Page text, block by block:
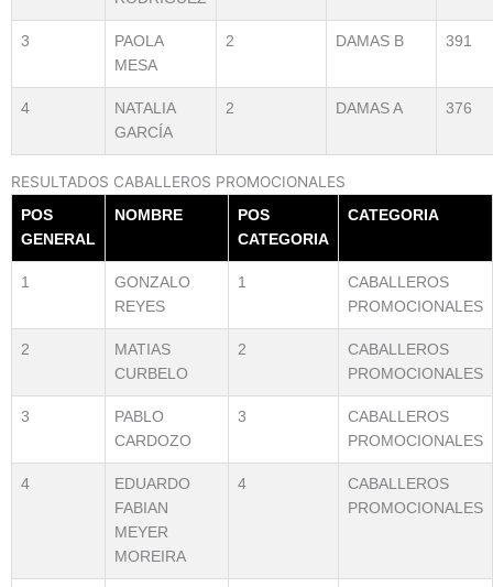
3
PAOLA
MESA
2 DAMAS B 391
4
NATALIA
GARCÍA
2 DAMAS A 376
RESULTADOS CABALLEROS PROMOCIONALES
POS
GENERAL
NOMBRE
POS
CATEGORIA
CATEGORIA
1
GONZALO
REYES
1
CABALLEROS
PROMOCIONALES
2
MATIAS
CURBELO
2
CABALLEROS
PROMOCIONALES
3
PABLO
CARDOZO
3
CABALLEROS
PROMOCIONALES
4
EDUARDO
FABIAN
MEYER
MOREIRA
4
CABALLEROS
PROMOCIONALES